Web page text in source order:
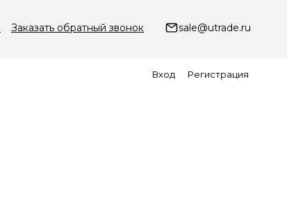
Заказать обратный звонок sale@utrade.ru
Вход Регистрация